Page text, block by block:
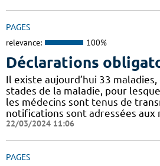
PAGES
relevance: 100%
Déclarations
Il existe aujourd’hui 33
stades de la maladie, pour
les médecins sont tenus de
notifications sont adressées aux
22/03/2024 11:06
PAGES